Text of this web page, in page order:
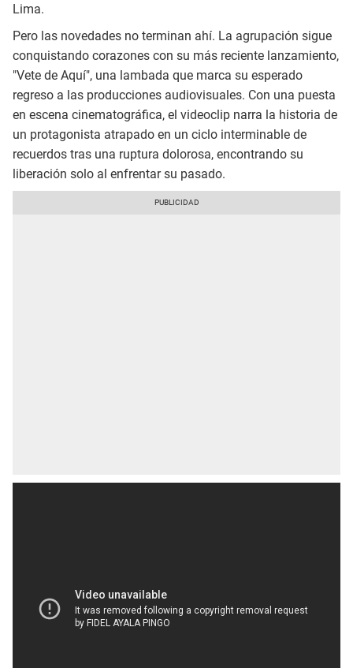
Lima.
Pero las novedades no terminan ahí. La agrupación sigue
conquistando corazones con su más reciente lanzamiento,
"Vete de Aquí", una lambada que marca su esperado
regreso a las producciones audiovisuales. Con una puesta
en escena cinematográfica, el videoclip narra la historia de
un protagonista atrapado en un ciclo interminable de
recuerdos tras una ruptura dolorosa, encontrando su
liberación solo al enfrentar su pasado.